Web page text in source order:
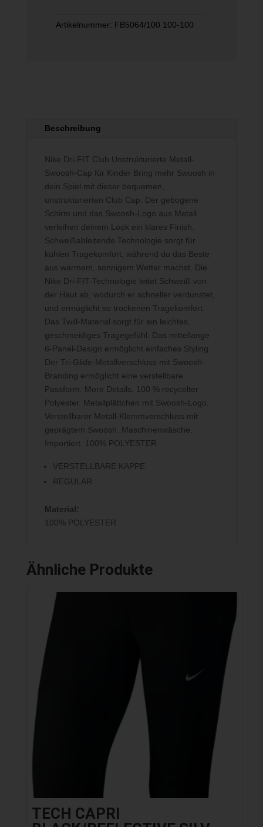
Menge
Artikelnummer: FB5064/100 100-100
Beschreibung
Nike Dri-FIT Club Unstrukturierte Metall-
Swoosh-Cap für Kinder Bring mehr Swoosh in
dein Spiel mit dieser bequemen,
unstrukturierten Club Cap. Der gebogene
Schirm und das Swoosh-Logo aus Metall
verleihen deinem Look ein klares Finish.
Schweißableitende Technologie sorgt für
kühlen Tragekomfort, während du das Beste
aus warmem, sonnigem Wetter machst. Die
Nike Dri-FIT-Technologie leitet Schweiß von
der Haut ab, wodurch er schneller verdunstet,
und ermöglicht so trockenen Tragekomfort.
Das Twill-Material sorgt für ein leichtes,
geschmeidiges Tragegefühl. Das mittellange
6-Panel-Design ermöglicht einfaches Styling.
Der Tri-Glide-Metallverschluss mit Swoosh-
Branding ermöglicht eine verstellbare
Passform. More Details. 100 % recycelter
Polyester. Metallplättchen mit Swoosh-Logo.
Verstellbarer Metall-Klemmverschluss mit
geprägtem Swoosh. Maschinenwäsche.
Importiert. 100% POLYESTER
VERSTELLBARE KAPPE
REGULAR
Material:
100% POLYESTER
Ähnliche Produkte
TECH CAPRI